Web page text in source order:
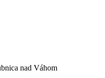
nad Váhom